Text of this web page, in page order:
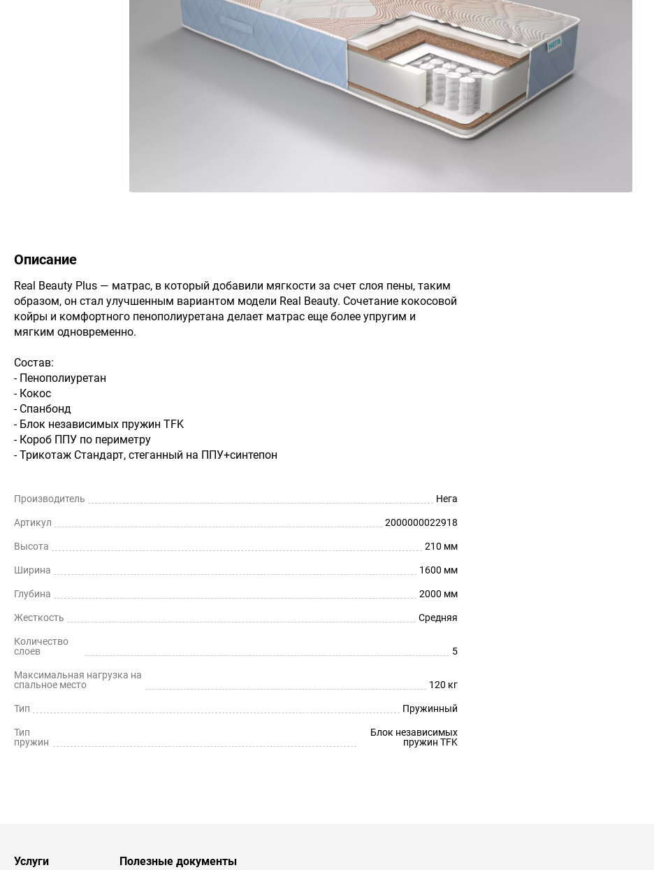
Описание
Real Beauty Plus — матрас, в который добавили мягкости за счет слоя пены, таким
образом, он стал улучшенным вариантом модели Real Beauty. Сочетание кокосовой
койры и комфортного пенополиуретана делает матрас еще более упругим и
мягким одновременно.
Состав:
- Пенополиуретан
- Кокос
- Спанбонд
- Блок независимых пружин TFK
- Короб ППУ по периметру
- Трикотаж Стандарт, стеганный на ППУ+синтепон
Производитель Нега
Артикул 2000000022918
Высота 210 мм
Ширина 1600 мм
Глубина 2000 мм
Жесткость Средняя
Количество
слоев
5
Максимальная нагрузка на
спальное место
120 кг
Тип Пружинный
Тип
пружин
Блок независимых
пружин TFK
Услуги Полезные документы